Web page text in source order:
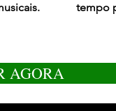
tempo
AGORA